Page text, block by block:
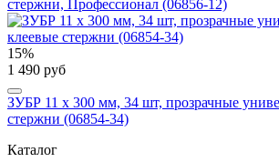
стержни, Профессионал (06856-12)
15%
1 490 руб
ЗУБР 11 х 300 мм, 34 шт, прозрачные
стержни (06854-34)
Каталог